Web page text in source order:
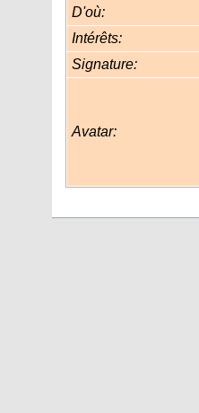
D'où:
Intérêts:
Signature:
Avatar: